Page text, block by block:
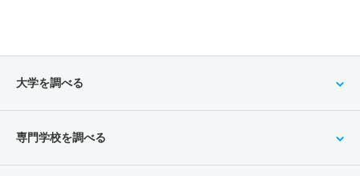
大学を調べる
専門学校を調べる